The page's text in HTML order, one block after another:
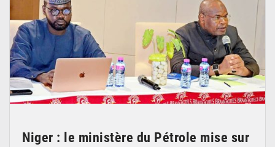
Niger : le ministère du Pétrole mise sur